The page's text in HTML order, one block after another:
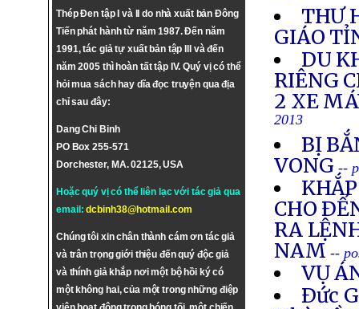
Thép Đen tập I và II do nhà xuất bản Đông
Tiến phát hành từ năm 1987. Đến năm
1991, tác giả tự xuất bản tập III và đến
năm 2005 thì hoàn tất tập IV. Quý vị có thể
hỏi mua sách hay dĩa đọc truyện qua địa
chỉ sau đây:
Dang Chi Binh
PO Box 255-571
Dorchester, MA. 02125, USA
Hoặc quý vị có thể liên lạc với tác giả qua
email:dcbinh38@hotmail.com
Chúng tôi xin chân thành cám ơn tác giả
và trân trọng giới thiệu đến quý độc giả
và thính giả khắp nơi một bộ hồi ký có
một không hai, của một trong những điệp
THƯ
GIÁO
DU
RIÊNG
2 XE
2013
BỊ
VONG --
CHO
RA
NAM--
VỤ
Ðức